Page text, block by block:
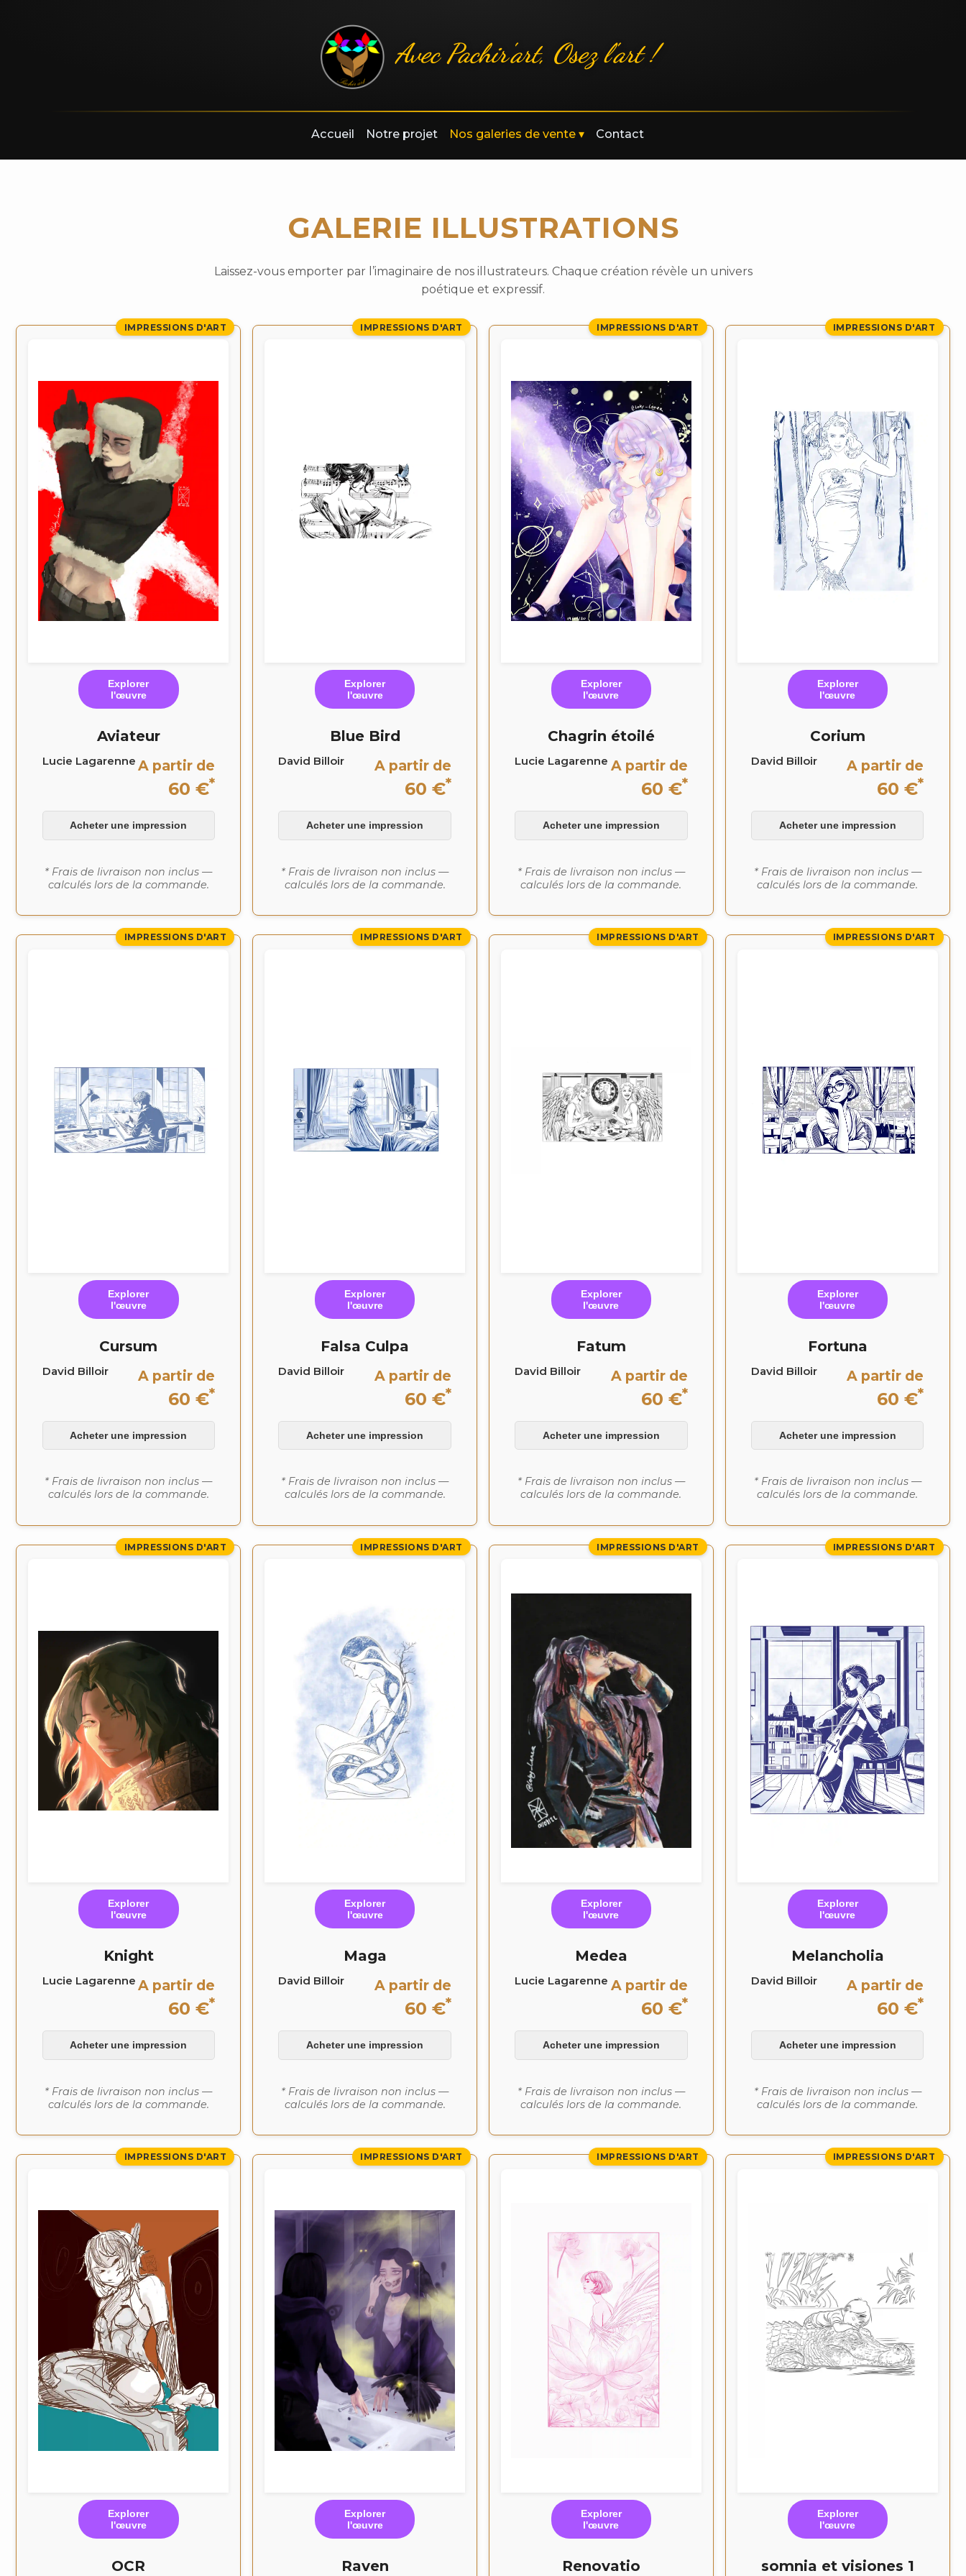
Avec Pachir'art, Osez l'art !
Accueil Notre projet Nos galeries de vente▾ Contact
GALERIE ILLUSTRATIONS
Laissez-vous emporter par l’imaginaire de nos illustrateurs. Chaque création révèle un univers
poétique et expressif.
IMPRESSIONS D'ART
Explorer
l'œuvre
Aviateur
Lucie Lagarenne A partir de
60 €*
Acheter une impression
* Frais de livraison non inclus —
calculés lors de la commande.
IMPRESSIONS D'ART
Explorer
l'œuvre
Blue Bird
David Billoir A partir de
60 €*
Acheter une impression
* Frais de livraison non inclus —
calculés lors de la commande.
IMPRESSIONS D'ART
Explorer
l'œuvre
Chagrin étoilé
Lucie Lagarenne A partir de
60 €*
Acheter une impression
* Frais de livraison non inclus —
calculés lors de la commande.
IMPRESSIONS D'ART
Explorer
l'œuvre
Corium
David Billoir A partir de
60 €*
Acheter une impression
* Frais de livraison non inclus —
calculés lors de la commande.
IMPRESSIONS D'ART
Explorer
l'œuvre
Cursum
David Billoir A partir de
60 €*
Acheter une impression
* Frais de livraison non inclus —
calculés lors de la commande.
IMPRESSIONS D'ART
Explorer
l'œuvre
Falsa Culpa
David Billoir A partir de
60 €*
Acheter une impression
* Frais de livraison non inclus —
calculés lors de la commande.
IMPRESSIONS D'ART
Explorer
l'œuvre
Fatum
David Billoir A partir de
60 €*
Acheter une impression
* Frais de livraison non inclus —
calculés lors de la commande.
IMPRESSIONS D'ART
Explorer
l'œuvre
Fortuna
David Billoir A partir de
60 €*
Acheter une impression
* Frais de livraison non inclus —
calculés lors de la commande.
IMPRESSIONS D'ART
Explorer
l'œuvre
Knight
Lucie Lagarenne A partir de
60 €*
Acheter une impression
* Frais de livraison non inclus —
calculés lors de la commande.
IMPRESSIONS D'ART
Explorer
l'œuvre
Maga
David Billoir A partir de
60 €*
Acheter une impression
* Frais de livraison non inclus —
calculés lors de la commande.
IMPRESSIONS D'ART
Explorer
l'œuvre
Medea
Lucie Lagarenne A partir de
60 €*
Acheter une impression
* Frais de livraison non inclus —
calculés lors de la commande.
IMPRESSIONS D'ART
Explorer
l'œuvre
Melancholia
David Billoir A partir de
60 €*
Acheter une impression
* Frais de livraison non inclus —
calculés lors de la commande.
IMPRESSIONS D'ART
Explorer
l'œuvre
OCR
IMPRESSIONS D'ART
Explorer
l'œuvre
Raven
IMPRESSIONS D'ART
Explorer
l'œuvre
Renovatio
IMPRESSIONS D'ART
Explorer
l'œuvre
somnia et visiones 1